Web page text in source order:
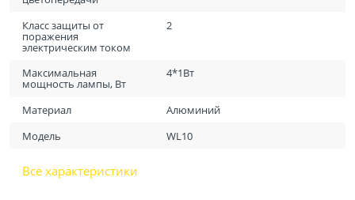
Класс защиты от
поражения
электрическим током
2
Максимальная
мощность лампы, Вт
4*1Вт
Материал
Алюминий
Модель
WL10
Все характеристики